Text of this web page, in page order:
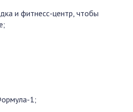
и фитнесс-центр, чтобы
1;